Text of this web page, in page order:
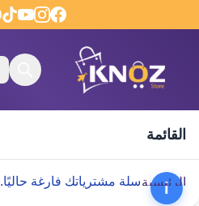
القائمة
الرئيسية
المتجر
سلة مشترياتك فارغة حاليًا.